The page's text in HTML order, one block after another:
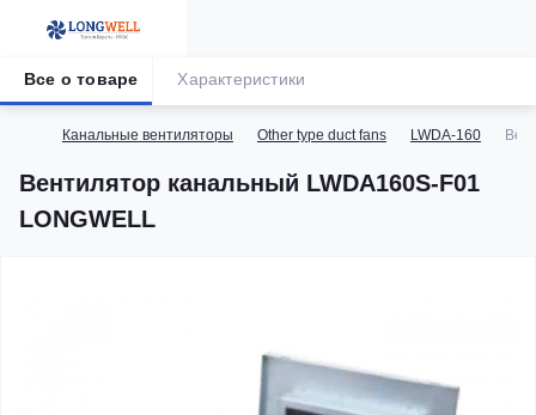
Канальные вентиляторы Other type duct fans LWDA-160
Вентилятор канальный LWDA160S-F01
LONGWELL
Все о товаре Характеристики